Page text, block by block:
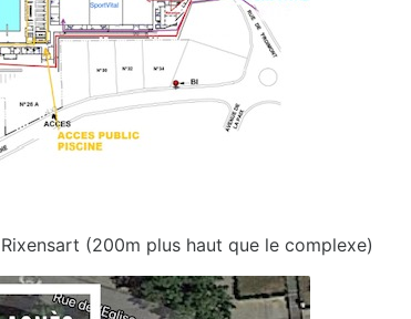
(200m plus haut que le complexe)